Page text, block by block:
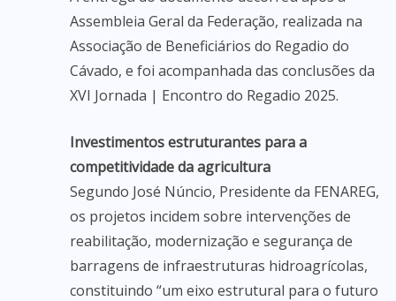
Assembleia Geral da Federação, realizada na
Associação de Beneficiários do Regadio do
Cávado, e foi acompanhada das conclusões da
XVI Jornada | Encontro do Regadio 2025.
Investimentos estruturantes para a
competitividade da agricultura
Segundo José Núncio, Presidente da FENAREG,
os projetos incidem sobre intervenções de
reabilitação, modernização e segurança de
barragens de infraestruturas hidroagrícolas,
constituindo “um eixo estrutural para o futuro